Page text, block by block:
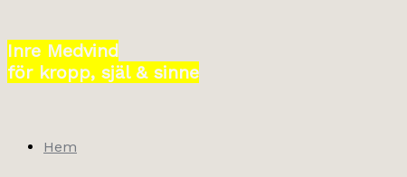
till
innehåll
Inre Medvind
för kropp, själ & sinne
Hem